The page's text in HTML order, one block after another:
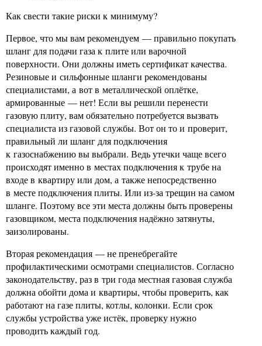
Как свести такие риски к минимуму?
Первое, что мы вам рекомендуем — правильно покупать
шланг для подачи газа к плите или варочной
поверхности. Они должны иметь сертификат качества.
Резиновые и сильфонные шланги рекомендованы
специалистами, а вот в металлической оплётке,
армированные — нет! Если вы решили перенести
газовую плиту, вам обязательно потребуется вызвать
специалиста из газовой службы. Вот он то и проверит,
правильный ли шланг для подключения
к газоснабжению вы выбрали. Ведь утечки чаще всего
происходят именно в местах подключения к трубе на
входе в квартиру или дом, а также непосредственно
в месте подключения плиты. Или из-за трещин на самом
шланге. Поэтому все эти места должны быть проверены
газовщиком, места подключения надёжно затянуты,
заизолированы.
Вторая рекомендация — не пренебрегайте
профилактическими осмотрами специалистов. Согласно
законодательству, раз в три года местная газовая служба
должна обойти дома и квартиры, чтобы проверить, как
работают на газе плиты, котлы, колонки. Если срок
службы устройства уже истёк, проверку нужно
проводить каждый год.